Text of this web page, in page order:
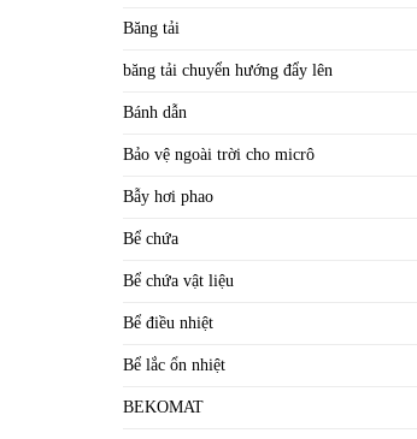
Băng tải
băng tải chuyển hướng đẩy lên
Bánh dẫn
Bảo vệ ngoài trời cho micrô
Bẫy hơi phao
Bể chứa
Bể chứa vật liệu
Bể điều nhiệt
Bể lắc ổn nhiệt
BEKOMAT